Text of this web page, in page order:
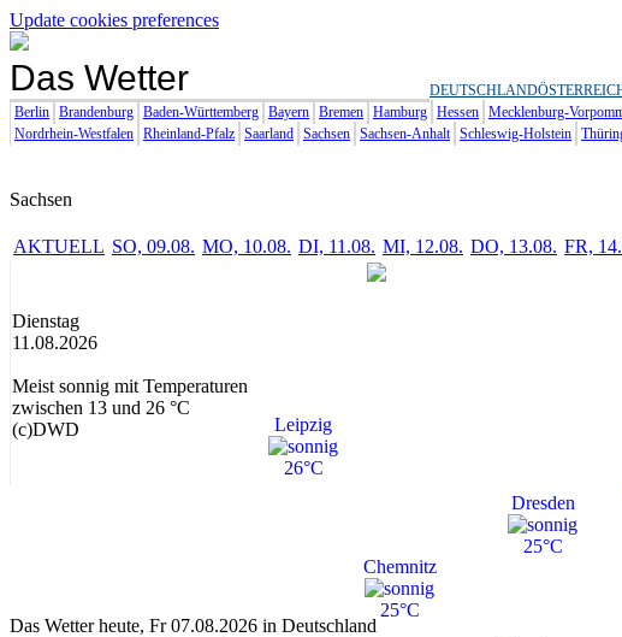
Update cookies preferences
Das Wetter DEUTSCHLAND
Berlin Brandenburg Baden-Württemberg Bayern Bremen Hamburg Hessen Mecklenburg-
Nordrhein-Westfalen Rheinland-Pfalz Saarland Sachsen Sachsen-Anhalt Schleswig-Holstein
Sachsen
AKTUELL SO, 09.08. MO, 10.08. DI, 11.08. MI, 12.08. DO, 13.08. FR,
Leipzig
26°C
Dresden
25°C
Chemnitz
25°C
Dienstag
11.08.2026
Meist sonnig mit Temperaturen
zwischen 13 und 26 °C
(c)DWD
Das Wetter heute, Fr 07.08.2026 in Deutschland